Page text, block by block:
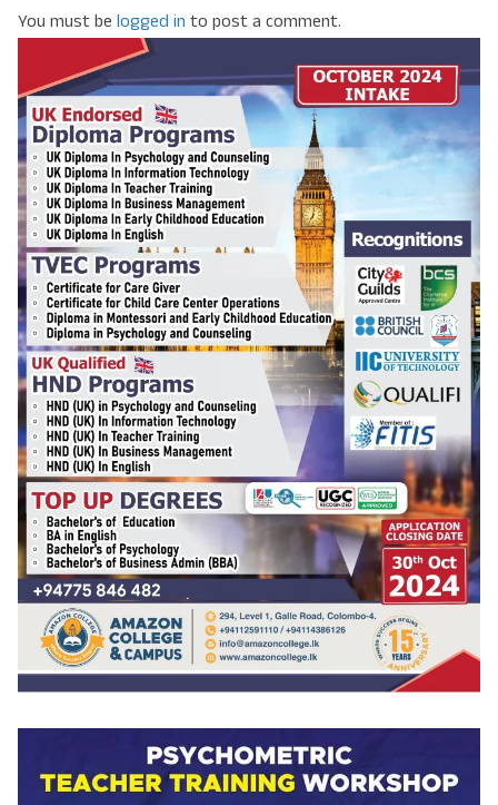
You must be logged in to post a comment.